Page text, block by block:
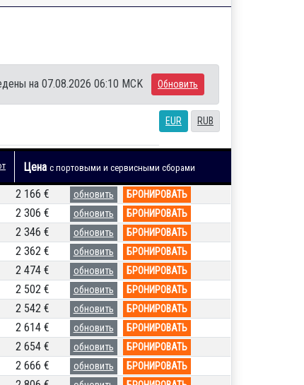
на 07.08.2026 06:10 MCK Обновить
EUR RUB
Цена с портовыми и сервисными сборами
2 166 € обновить БРОНИРОВАТЬ
2 306 € обновить БРОНИРОВАТЬ
2 346 € обновить БРОНИРОВАТЬ
2 362 € обновить БРОНИРОВАТЬ
2 474 € обновить БРОНИРОВАТЬ
2 502 € обновить БРОНИРОВАТЬ
2 542 € обновить БРОНИРОВАТЬ
2 614 € обновить БРОНИРОВАТЬ
2 654 € обновить БРОНИРОВАТЬ
2 666 € обновить БРОНИРОВАТЬ